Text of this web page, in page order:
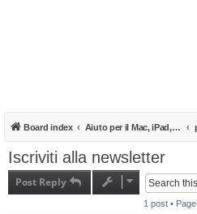
Board index Aiuto per il Mac, iPad, iPhone e iPod
Iscriviti alla newsletter
Post Reply
1 post • Page